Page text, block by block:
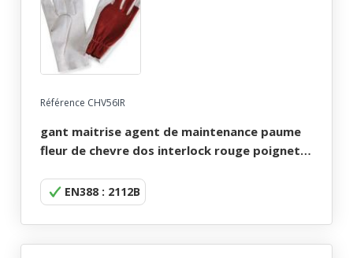
Référence CHV56IR
gant maitrise agent de maintenance paume
fleur de chevre dos interlock rouge poignet
EN388 : 2112B